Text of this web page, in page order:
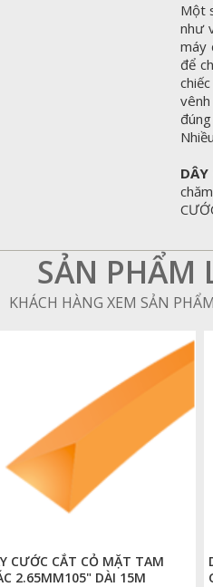
Một
như
máy
để
DÂY
SẢN PHẨM
KHÁCH HÀNG XEM SẢN
CƯỚC CẮT CỎ MẶT TAM
2.65MM105" DÀI 15M